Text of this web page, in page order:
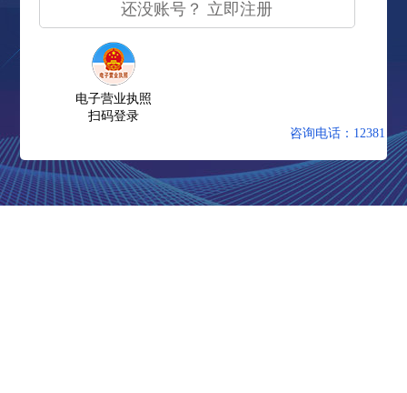
还没账号？ 立即注册
电子营业执照
扫码登录
咨询电话：12381